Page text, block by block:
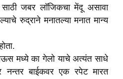
जबर लॉजिकचा मेंदू असावा
रुद्राने मनातल्या मनात मान्य
मध्ये का गेलो याचे अत्यंत साधे
नन्तर बाईकवर एक रपेट मारत